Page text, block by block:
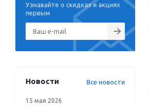
Узнавайте о скидках и акциях
первым
Новости Все новости
15 мая 2026